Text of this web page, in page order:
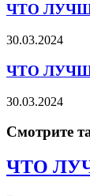
ЧТО
30.03.2024
ЧТО
30.03.2024
Смотрите
ЧТО